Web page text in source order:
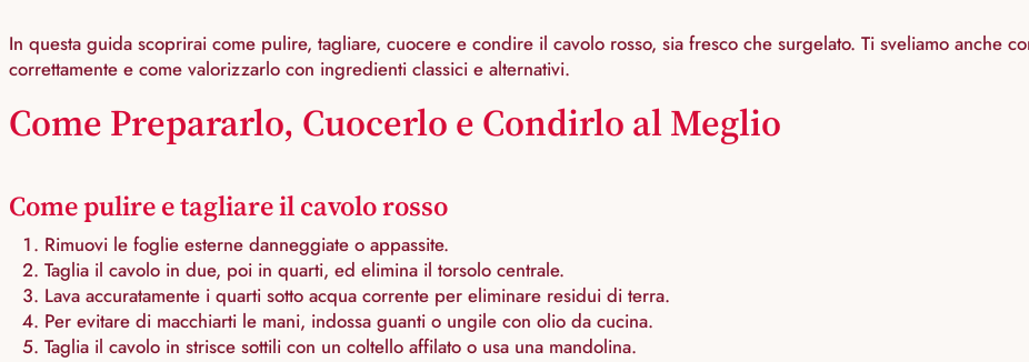
In questa guida scoprirai come pulire, tagliare, cuocere e condire il cavolo rosso, sia fresco che surgelato. Ti sveliamo anche
correttamente e come valorizzarlo con ingredienti classici e alternativi.
Come Prepararlo, Cuocerlo e Condirlo al Meglio
Come pulire e tagliare il cavolo rosso
Rimuovi le foglie esterne danneggiate o appassite.
Taglia il cavolo in due, poi in quarti, ed elimina il torsolo centrale.
Lava accuratamente i quarti sotto acqua corrente per eliminare residui di terra.
Per evitare di macchiarti le mani, indossa guanti o ungile con olio da cucina.
Taglia il cavolo in strisce sottili con un coltello affilato o usa una mandolina.